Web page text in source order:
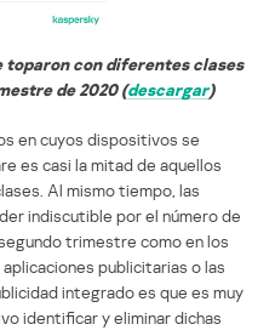
toparon con diferentes clases
de 2020 (descargar)
en cuyos dispositivos se
es casi la mitad de aquellos
Al mismo tiempo, las
indiscutible por el número de
trimestre como en los
publicitarias o las
integrado es que es muy
identificar y eliminar dichas